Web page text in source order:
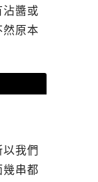
沾醬或
然原本
我們
幾串都